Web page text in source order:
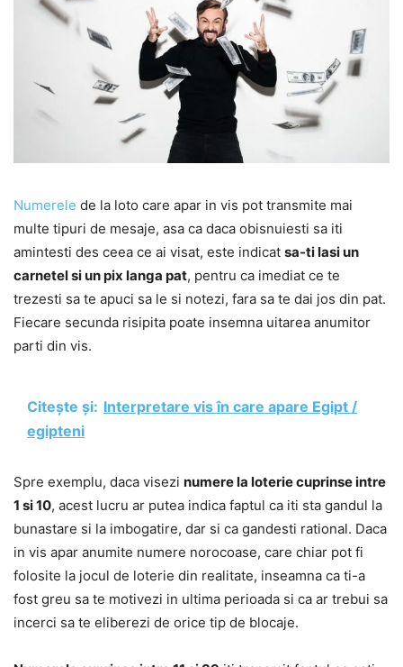
Numerele de la loto care apar in vis pot transmite mai
multe tipuri de mesaje, asa ca daca obisnuiesti sa iti
amintesti des ceea ce ai visat, este indicat sa-ti lasi un
carnetel si un pix langa pat, pentru ca imediat ce te
trezesti sa te apuci sa le si notezi, fara sa te dai jos din pat.
Fiecare secunda risipita poate insemna uitarea anumitor
parti din vis.
Citește și: Interpretare vis în care apare Egipt /
egipteni
Spre exemplu, daca visezi numere la loterie cuprinse intre
1 si 10, acest lucru ar putea indica faptul ca iti sta gandul la
bunastare si la imbogatire, dar si ca gandesti rational. Daca
in vis apar anumite numere norocoase, care chiar pot fi
folosite la jocul de loterie din realitate, inseamna ca ti-a
fost greu sa te motivezi in ultima perioada si ca ar trebui sa
incerci sa te eliberezi de orice tip de blocaje.